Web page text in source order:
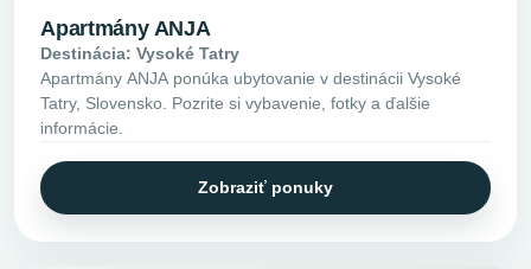
Apartmány ANJA
Destinácia: Vysoké Tatry
Apartmány ANJA ponúka ubytovanie v destinácii Vysoké
Tatry, Slovensko. Pozrite si vybavenie, fotky a ďalšie
informácie.
Zobraziť ponuky